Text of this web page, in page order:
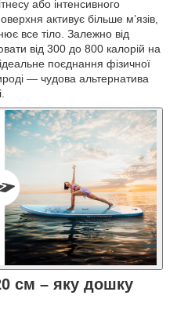
або інтенсивного
активує більше м’язів,
все тіло. Залежно від
від 300 до 800 калорій на
поєднання фізичної
— чудова альтернатива
см – яку дошку